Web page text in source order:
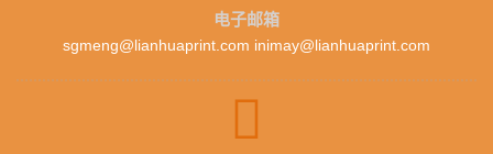
电子邮箱
sgmeng@lianhuaprint.com inimay@lianhuaprint.com